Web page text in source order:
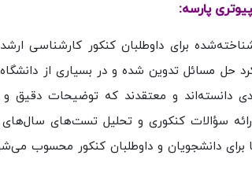
پارسه:
برای داوطلبان کنکور کارشناسی
حل مسائل تدوین شده و در بسیاری از
دانسته‌اند و معتقدند که توضیحات دقیق
سؤالات کنکوری و تحلیل تست‌های سال‌های
برای دانشجویان و داوطلبان کنکور محسوب